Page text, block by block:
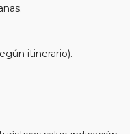
itinerario).